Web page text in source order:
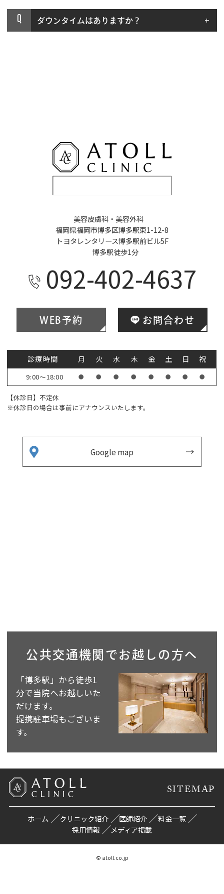
Q ダウンタイムはありますか？
美容皮膚科・美容外科
福岡県福岡市博多区博多駅東1-12-8
トヨタレンタリース博多駅前ビル5F
博多駅徒歩1分
092-402-4637
WEB予約 お問合わせ
診療時間 月 火 水 木 金 土 日 祝
9:00～18:00 ● ● ● ● ● ● ● ●
【休診日】不定休
※休診日の場合は事前にアナウンスいたします。
Google map
公共交通機関で お越しの方へ
「博多駅」から徒歩1
分で当院へお越しいた
だけます。
提携駐車場もございま
す。
SITEMAP
ホーム クリニック紹介 医師紹介
料金一覧
採用情報
メディア掲載
© atoll.co.jp